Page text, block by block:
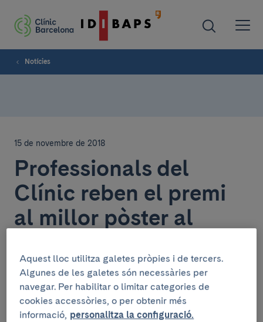
Notícies
15 de novembre de 2018
Professionals del
Clínic reben el premi
al millor pòster al
l'ANECORM 2018
Aquest lloc utilitza galetes pròpies i de tercers.
Algunes de les galetes són necessàries per
navegar. Per habilitar o limitar categories de
cookies accessòries, o per obtenir més
informació, personalitza la configuració.